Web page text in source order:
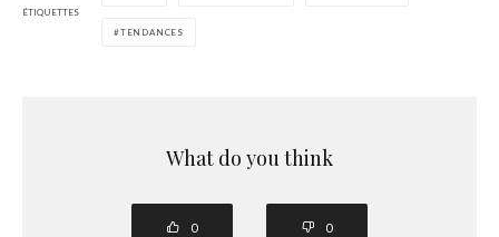
ÉTIQUETTES
TENDANCES
What do you think
0 0